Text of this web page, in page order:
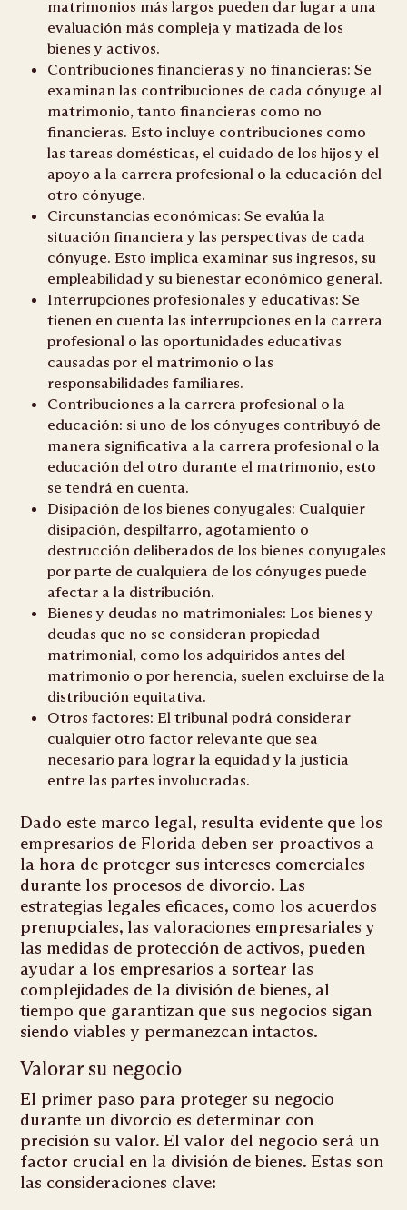
matrimonios más largos pueden dar lugar a una
evaluación más compleja y matizada de los
bienes y activos.
Contribuciones financieras y no financieras: Se
examinan las contribuciones de cada cónyuge al
matrimonio, tanto financieras como no
financieras. Esto incluye contribuciones como
las tareas domésticas, el cuidado de los hijos y el
apoyo a la carrera profesional o la educación del
otro cónyuge.
Circunstancias económicas: Se evalúa la
situación financiera y las perspectivas de cada
cónyuge. Esto implica examinar sus ingresos, su
empleabilidad y su bienestar económico general.
Interrupciones profesionales y educativas: Se
tienen en cuenta las interrupciones en la carrera
profesional o las oportunidades educativas
causadas por el matrimonio o las
responsabilidades familiares.
Contribuciones a la carrera profesional o la
educación: si uno de los cónyuges contribuyó de
manera significativa a la carrera profesional o la
educación del otro durante el matrimonio, esto
se tendrá en cuenta.
Disipación de los bienes conyugales: Cualquier
disipación, despilfarro, agotamiento o
destrucción deliberados de los bienes conyugales
por parte de cualquiera de los cónyuges puede
afectar a la distribución.
Bienes y deudas no matrimoniales: Los bienes y
deudas que no se consideran propiedad
matrimonial, como los adquiridos antes del
matrimonio o por herencia, suelen excluirse de la
distribución equitativa.
Otros factores: El tribunal podrá considerar
cualquier otro factor relevante que sea
necesario para lograr la equidad y la justicia
entre las partes involucradas.
Dado este marco legal, resulta evidente que los
empresarios de Florida deben ser proactivos a
la hora de proteger sus intereses comerciales
durante los procesos de divorcio. Las
estrategias legales eficaces, como los acuerdos
prenupciales, las valoraciones empresariales y
las medidas de protección de activos, pueden
ayudar a los empresarios a sortear las
complejidades de la división de bienes, al
tiempo que garantizan que sus negocios sigan
siendo viables y permanezcan intactos.
Valorar su negocio
El primer paso para proteger su negocio
durante un divorcio es determinar con
precisión su valor. El valor del negocio será un
factor crucial en la división de bienes. Estas son
las consideraciones clave: